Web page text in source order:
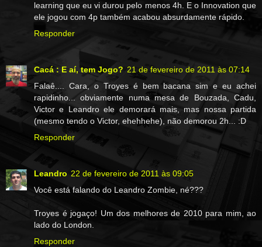
learning que eu vi durou pelo menos 4h. E o Innovation que
ele jogou com 4p também acabou absurdamente rápido.
Responder
Cacá : E aí, tem Jogo? 21 de fevereiro de 2011 às 07:14
Falaê.... Cara, o Troyes é bem bacana sim e eu achei
rapidinho... obviamente numa mesa de Bouzada, Cadu,
Victor e Leandro ele demorará mais, mas nossa partida
(mesmo tendo o Victor, ehehhehe), não demorou 2h... :D
Responder
Leandro 22 de fevereiro de 2011 às 09:05
Você está falando do Leandro Zombie, né???
Troyes é jogaço! Um dos melhores de 2010 para mim, ao
lado do London.
Responder